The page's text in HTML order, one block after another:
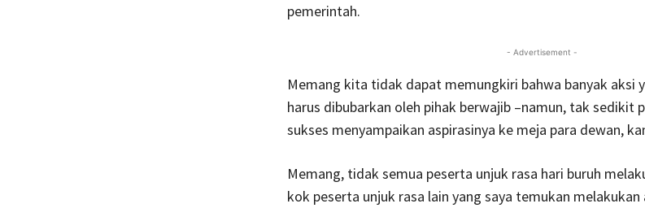
pemerintah.
- Advertisement -
Memang kita tidak dapat memungkiri bahwa banyak aksi
harus dibubarkan oleh pihak berwajib –namun, tak sedikit
sukses menyampaikan aspirasinya ke meja para dewan,
Memang, tidak semua peserta unjuk rasa hari buruh
kok peserta unjuk rasa lain yang saya temukan